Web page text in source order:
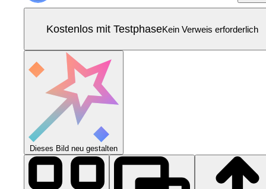
Kostenlos mit TestphaseKein Verweis erforderlich
Dieses Bild neu gestalten